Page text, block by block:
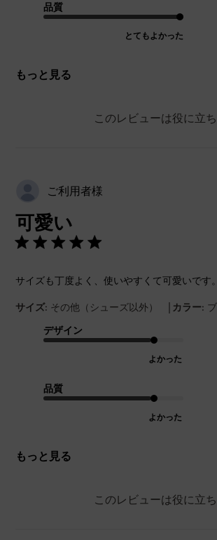
品質
とてもよかった
もっと見る
このレビューは役に立
ご利用者様
可愛い
サイズも丁度よく、使いやすくて可愛いです。
サイズ: その他（シューズ以外） | カラー:
デザイン
よかった
品質
よかった
もっと見る
このレビューは役に立